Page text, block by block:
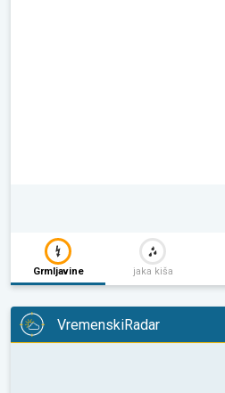
Grmljavine jaka kiša
VremenskiRadar